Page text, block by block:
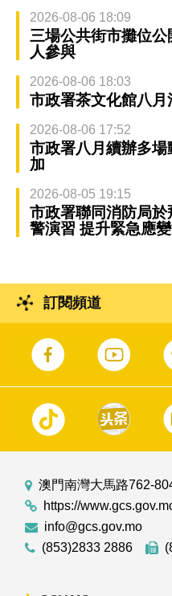
2026-08-06 18:09
三場公共街市攤位
人參與
2026-08-06 18:03
市政署茶文化館八月
2026-08-06 17:52
市政署八月續辦多
加
2026-08-05 19:15
市政署聯同消防局
警演習 提升緊急應
訂閱頻道
澳門南灣大馬路762-
https://
info@gcs.gov.mo
(853)2833 2886